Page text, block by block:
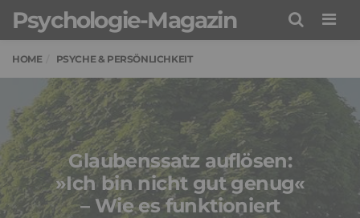
Psychologie-Magazin
HOME PSYCHE & PERSÖNLICHKEIT
Glaubenssatz auflösen:
»Ich bin nicht gut genug«
– Wie es funktioniert